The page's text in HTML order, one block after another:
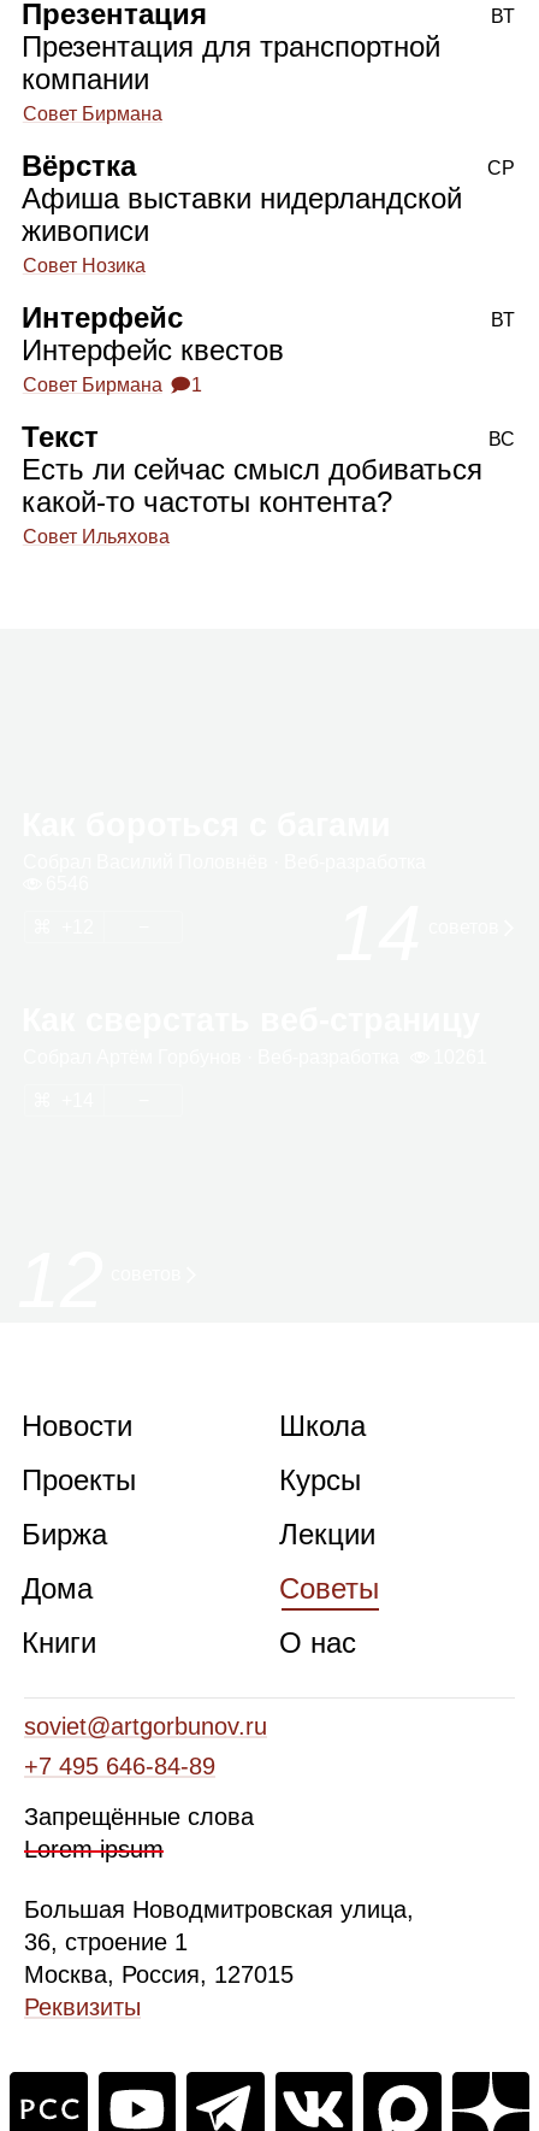
Презентация
Презентация для транспортной
компании
Совет Бирмана
ВТ
Вёрстка
Афиша выставки нидерландской
живописи
Совет Нозика
СР
Интерфейс
Интерфейс квестов
Совет Бирмана 🗩1
ВТ
Текст
Есть ли сейчас смысл добиваться
какой‑то частоты контента?
Совет Ильяхова
ВС
Новости
Проекты
Биржа
Дома
Книги
Школа
Курсы
Лекции
Советы
О нас
soviet@artgorbunov.ru
+7 495 646‑84‑89
Запрещённые слова
Lorem ipsum
Большая Новодмитровская улица,
36, строение 1
Москва, Россия, 127015
Реквизиты